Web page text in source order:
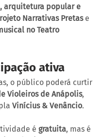
arquitetura popular e
Narrativas Pretas e
no Teatro
ativa
o público poderá curtir
Violeiros de Anápolis,
Vinícius & Venâncio.
é gratuita, mas é